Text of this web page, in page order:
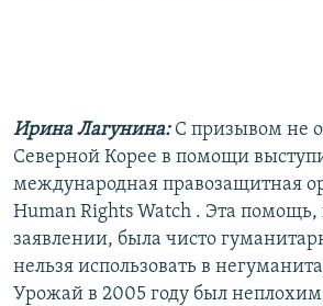
Ирина Лагунина: С призывом не
Северной Корее в помощи
международная правозащитная
Human Rights Watch . Эта помощь,
заявлении, была чисто
нельзя использовать в
Урожай в 2005 году был